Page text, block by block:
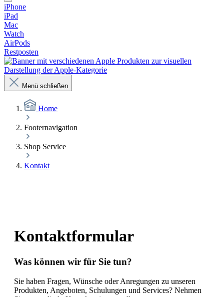
iPhone
iPad
Mac
Watch
AirPods
Restposten
Menü schließen
Home
Footernavigation
Shop Service
Kontakt
Kontaktformular
Was können wir für Sie tun?
Sie haben Fragen, Wünsche oder Anregungen zu unseren
Produkten, Angeboten, Schulungen und Services? Nehmen